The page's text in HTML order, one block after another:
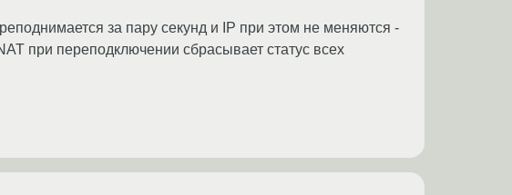
за пару секунд и IP при этом не меняются -
при переподключении сбрасывает статус всех